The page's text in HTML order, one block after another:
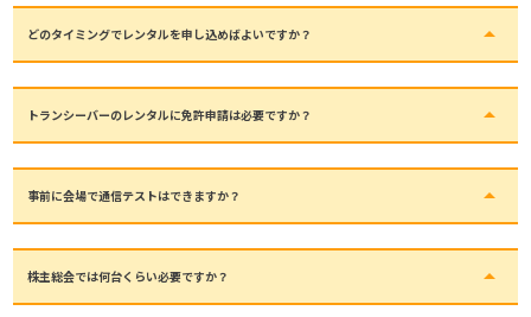
も可能です。
どのタイミングでレンタルを申し込めばよいですか？
arrow_drop_up
ております。
トランシーバーのレンタルに免許申請は必要ですか？
arrow_drop_up
事前に会場で通信テストはできますか？ arrow_drop_up
株主総会では何台くらい必要ですか？ arrow_drop_up